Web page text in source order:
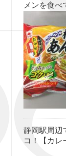
メンを食べ
静岡駅周辺
コ！【カレ